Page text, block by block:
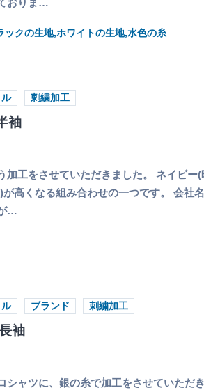
おりま…
クの生地,ホワイトの生地,水色の糸
刺繍加工
袖
加工をさせていただきました。 ネイビー
高くなる組み合わせの一つです。 会社
…
ブランド 刺繍加工
袖
シャツに、銀の糸で加工をさせていた